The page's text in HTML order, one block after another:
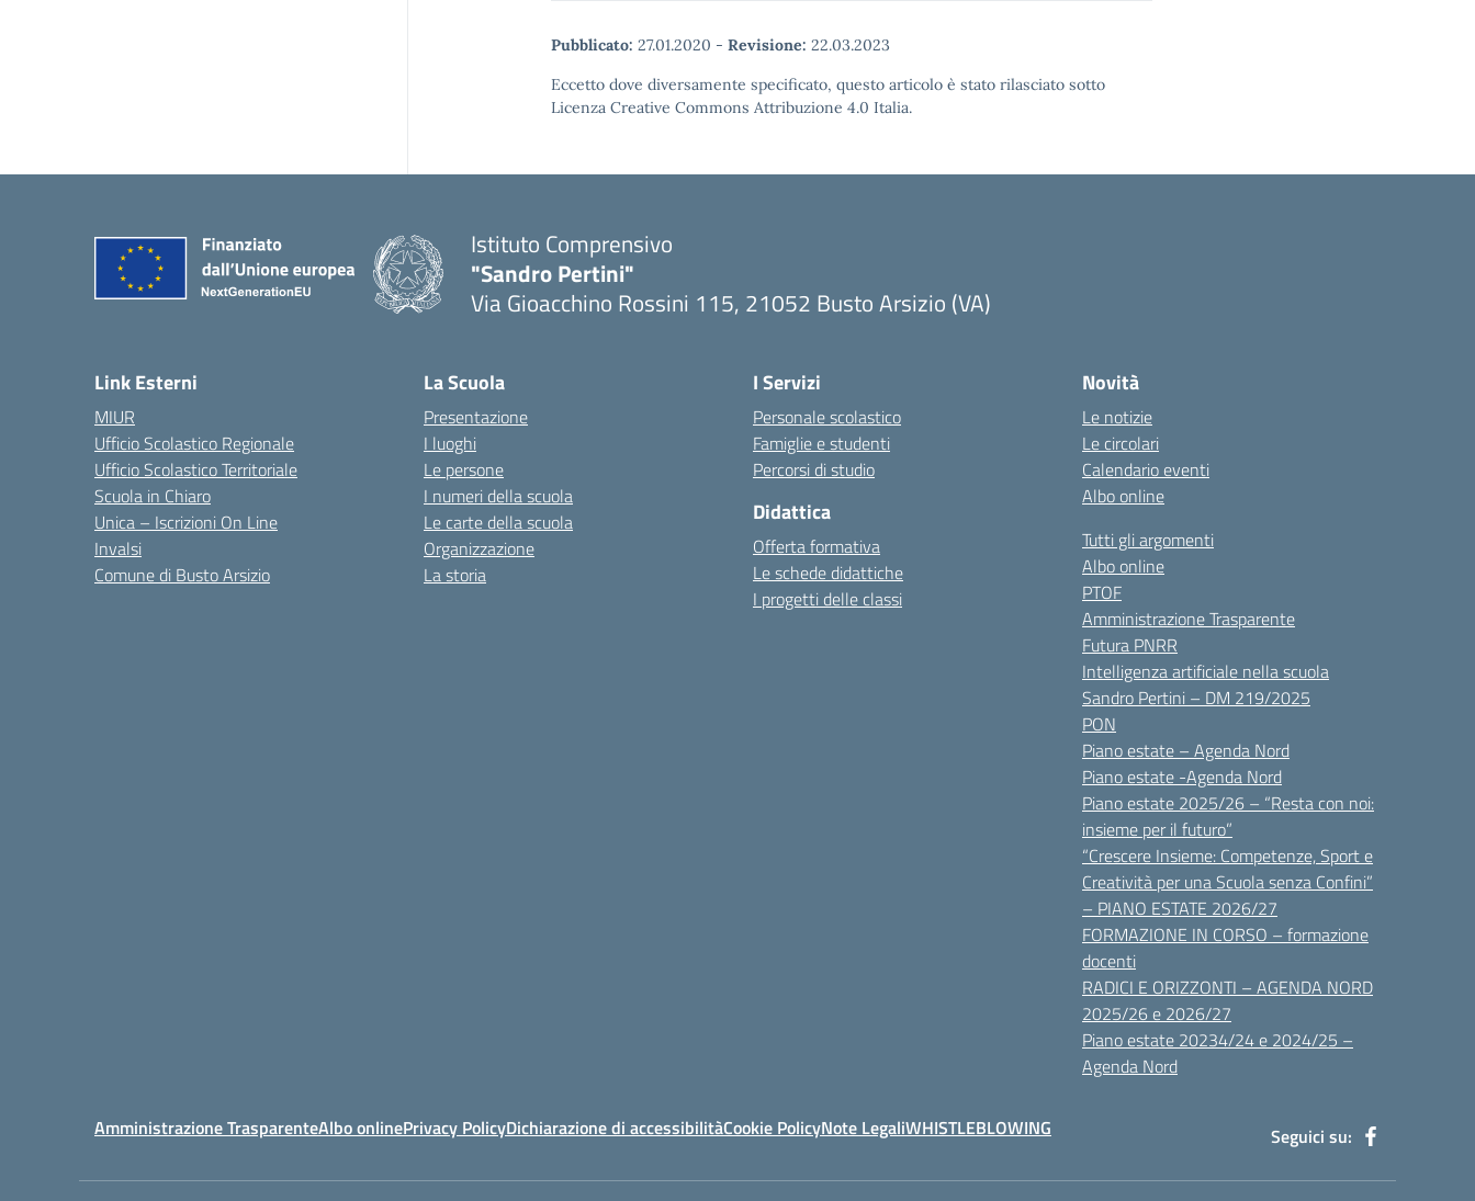
Pubblicato: 27.01.2020 - Revisione: 22.03.2023
Eccetto dove diversamente specificato, questo articolo è stato rilasciato sotto
Licenza Creative Commons Attribuzione 4.0 Italia.
Istituto Comprensivo
"Sandro Pertini"
Via Gioacchino Rossini 115, 21052 Busto Arsizio (VA)
Link Esterni
MIUR
Ufficio Scolastico Regionale
Ufficio Scolastico Territoriale
Scuola in Chiaro
Unica – Iscrizioni On Line
Invalsi
Comune di Busto Arsizio
La Scuola
Presentazione
I luoghi
Le persone
I numeri della scuola
Le carte della scuola
Organizzazione
La storia
I Servizi
Personale scolastico
Famiglie e studenti
Percorsi di studio
Didattica
Offerta formativa
Le schede didattiche
I progetti delle classi
Novità
Le notizie
Le circolari
Calendario eventi
Albo online
Tutti gli argomenti
Albo online
PTOF
Amministrazione Trasparente
Futura PNRR
Intelligenza artificiale nella scuola
Sandro Pertini – DM 219/2025
PON
Piano estate – Agenda Nord
Piano estate -Agenda Nord
Piano estate 2025/26 – “Resta con noi:
insieme per il futuro”
“Crescere Insieme: Competenze, Sport e
Creatività per una Scuola senza Confini”
– PIANO ESTATE 2026/27
FORMAZIONE IN CORSO – formazione
docenti
RADICI E ORIZZONTI – AGENDA NORD
2025/26 e 2026/27
Piano estate 20234/24 e 2024/25 –
Agenda Nord
Amministrazione TrasparenteAlbo onlinePrivacy PolicyDichiarazione di accessibilitàCookie PolicyNote LegaliWHISTLEBLOWING Seguici su: